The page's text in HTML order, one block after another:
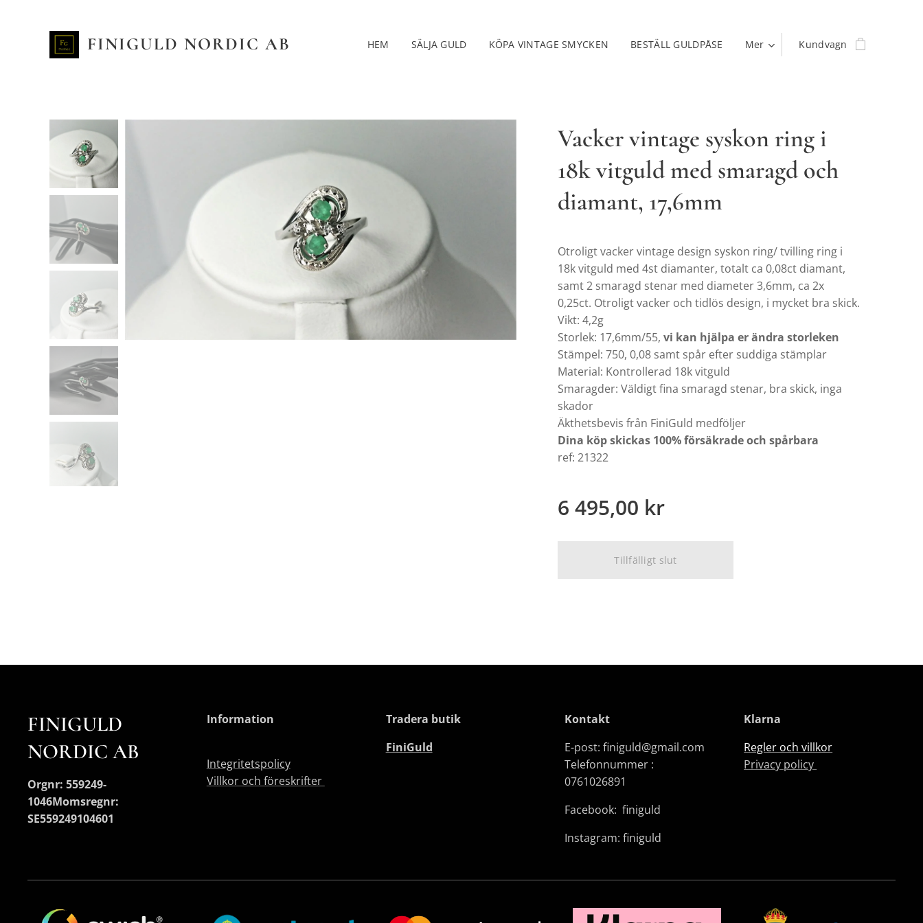
FINIGULD NORDIC AB HEM SÄLJA GULD KÖPA VINTAGE SMYCKEN BESTÄLL GULDPÅSE Mer Kundvagn
Vacker vintage syskon ring i
18k vitguld med smaragd och
diamant, 17,6mm
Otroligt vacker vintage design syskon ring/ tvilling ring i
18k vitguld med 4st diamanter, totalt ca 0,08ct diamant,
samt 2 smaragd stenar med diameter 3,6mm, ca 2x
0,25ct. Otroligt vacker och tidlös design, i mycket bra skick.
Vikt: 4,2g
Storlek: 17,6mm/55, vi kan hjälpa er ändra storleken
Stämpel: 750, 0,08 samt spår efter suddiga stämplar
Material: Kontrollerad 18k vitguld
Smaragder: Väldigt fina smaragd stenar, bra skick, inga
skador
Äkthetsbevis från FiniGuld medföljer
Dina köp skickas 100% försäkrade och spårbara
ref: 21322
6 495,00 kr
Tillfälligt slut
FINIGULD
NORDIC AB
Orgnr: 559249-
1046Momsregnr:
SE559249104601
Information
Integritetspolicy
Villkor och föreskrifter
Tradera butik
FiniGuld
Kontakt
E-post: finiguld@gmail.com
Telefonnummer :
0761026891
Facebook: finiguld
Instagram: finiguld
Klarna
Regler och villkor
Privacy policy